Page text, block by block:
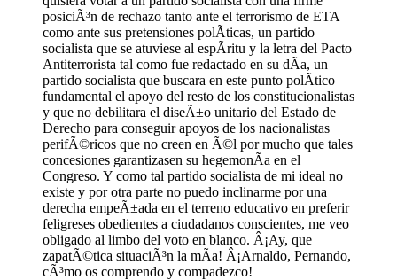
posiciÃ³n de rechazo tanto ante el terrorismo de ETA
como ante sus pretensiones polÃ­ticas, un partido
socialista que se atuviese al espÃ­ritu y la letra del Pacto
Antiterrorista tal como fue redactado en su dÃ­a, un
partido socialista que buscara en este punto polÃ­tico
fundamental el apoyo del resto de los constitucionalistas
y que no debilitara el diseÃ±o unitario del Estado de
Derecho para conseguir apoyos de los nacionalistas
perifÃ©ricos que no creen en Ã©l por mucho que tales
concesiones garantizasen su hegemonÃ­a en el
Congreso. Y como tal partido socialista de mi ideal no
existe y por otra parte no puedo inclinarme por una
derecha empeÃ±ada en el terreno educativo en preferir
feligreses obedientes a ciudadanos conscientes, me veo
obligado al limbo del voto en blanco. Â¡Ay, que
zapatÃ©tica situaciÃ³n la mÃ­a! Â¡Arnaldo, Pernando,
cÃ³mo os comprendo y compadezco!